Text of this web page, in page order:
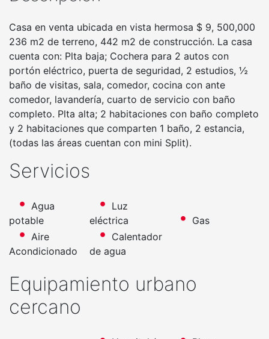
Casa en venta ubicada en vista hermosa $ 9, 500,000
236 m2 de terreno, 442 m2 de construcción. La casa
cuenta con: Plta baja; Cochera para 2 autos con
portón eléctrico, puerta de seguridad, 2 estudios, ½
baño de visitas, sala, comedor, cocina con ante
comedor, lavandería, cuarto de servicio con baño
completo. Plta alta; 2 habitaciones con baño completo
y 2 habitaciones que comparten 1 baño, 2 estancia,
(todas las áreas cuentan con mini Split).
Servicios
Agua
potable
Luz
eléctrica
Gas
Aire
Acondicionado
Calentador
de agua
Equipamiento urbano
cercano